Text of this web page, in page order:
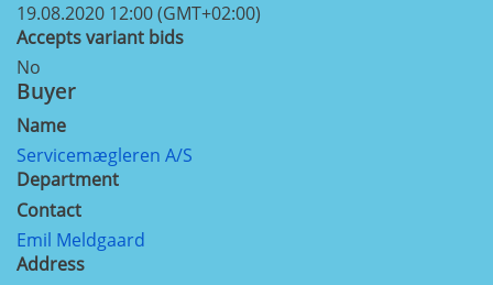
19.08.2020 12:00 (GMT+02:00)
Accepts variant bids
No
Buyer
Name
Servicemægleren A/S
Department
Contact
Emil Meldgaard
Address